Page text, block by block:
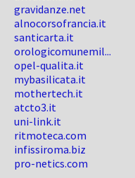
gravidanze.net
alnocorsofrancia.it
santicarta.it
orologicomunemil...
opel-qualita.it
mybasilicata.it
mothertech.it
atcto3.it
uni-link.it
ritmoteca.com
infissiroma.biz
pro-netics.com